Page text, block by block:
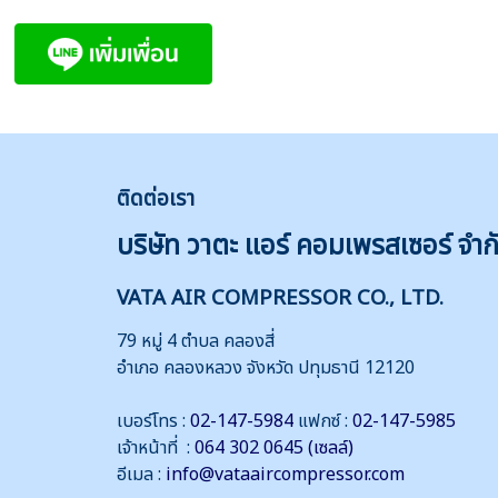
ติดต่อเรา
บริษัท วาตะ แอร์ คอมเพรสเซอร์ จำ
VATA AIR COMPRESSOR CO., LTD.
79 หมู่ 4 ตำบล คลองสี่
อำเภอ คลองหลวง จังหวัด ปทุมธานี 12120
เบอร์โทร : 02-147-5984 แฟกซ์ : 02-147-5985
เจ้าหน้าที่ : 064 302 0645 (เซลล์)
อีเมล : info@vataaircompressor.com